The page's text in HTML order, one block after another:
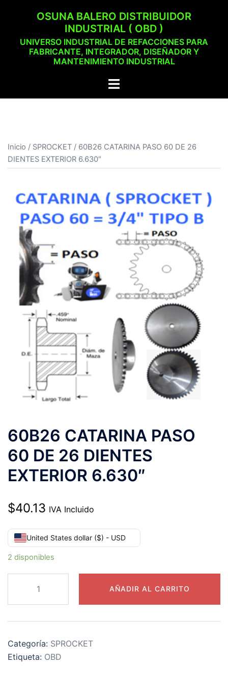
OSUNA BALERO DISTRIBUIDOR
INDUSTRIAL ( OBD )
UNIVERSO INDUSTRIAL DE REFACCIONES PARA
FABRICANTE, INTEGRADOR, DISEÑADOR Y
MANTENIMIENTO INDUSTRIAL
Alternar
Inicio / SPROCKET / 60B26 CATARINA PASO 60 DE 26
DIENTES EXTERIOR 6.630″
60B26 CATARINA PASO
60 DE 26 DIENTES
EXTERIOR 6.630″
$40.13 IVA Incluido
United States dollar ($) - USD
2 disponibles
CATARINA
PASO
60
26
DIENTES
AÑADIR AL CARRITO
Categoría: SPROCKET
Etiqueta: OBD